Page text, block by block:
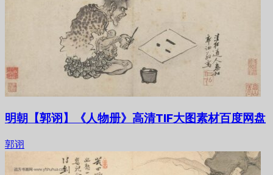
明朝【郭诩】《人物册》高清TIF大图素材百度网盘
郭诩